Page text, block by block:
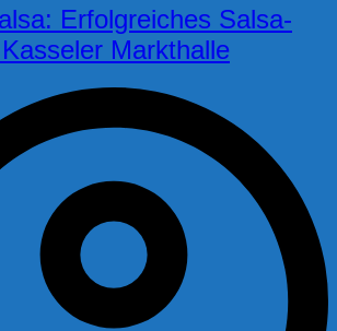
Erfolgreiches Salsa-
Markthalle